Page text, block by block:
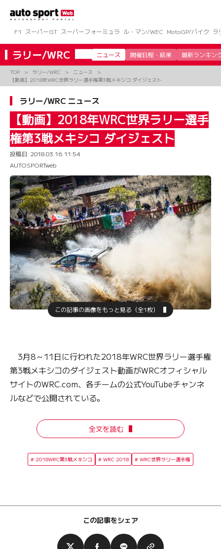
ツ
へ
ス
キ
プ
F1 スーパーGT スーパーフォーミュラ ル・マン/WEC MotoGP/バイク ラ
ラリー/WRC ニュース 開催日程・結果 最新ランキン
TOP ラリー/WRC
ニュース
【動画】2018年WRC世界ラリー選手権第3戦メキシコ ダイジェスト
ラリー/WRC ニュース
【動画】2018年WRC世界ラリー選手
権第3戦メキシコ ダイジェスト
投稿日: 2018.03.16 11:54
AUTOSPORTweb
この記事の画像をもっと見る（全1枚）
3月8～11日に行われた2018年WRC世界ラリー選手権
第3戦メキシコのダイジェスト動画がWRCオフィシャル
サイトのWRC.com、各チームの公式YouTubeチャンネ
ルなどで公開されている。
全文を読む
2018WRC第3戦メキシコ WRC 2018 WRC世界ラリー選手権
この記事をシェア